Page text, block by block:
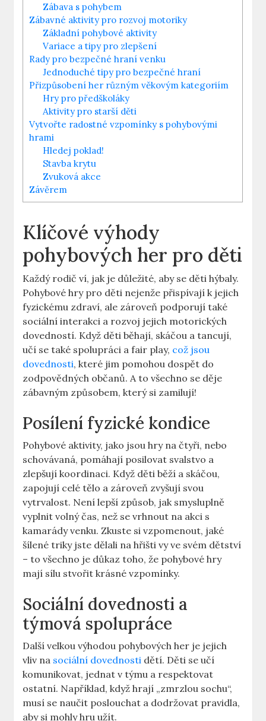
Zábava s pohybem
Zábavné aktivity pro rozvoj motoriky
Základní pohybové aktivity
Variace a tipy pro zlepšení
Rady pro bezpečné hraní venku
Jednoduché tipy pro bezpečné hraní
Přizpůsobení her různým věkovým kategoriím
Hry pro předškoláky
Aktivity pro starší děti
Vytvořte radostné vzpomínky s pohybovými
hrami
Hledej poklad!
Stavba krytu
Zvuková akce
Závěrem
Klíčové výhody
pohybových her pro děti
Každý rodič ví, jak je důležité, aby se děti hýbaly.
Pohybové hry pro děti nejenže přispívají k jejich
fyzickému zdraví, ale zároveň podporují také
sociální interakci a rozvoj jejich motorických
dovedností. Když děti běhají, skáčou a tancují,
učí se také spolupráci a fair play, což jsou
dovednosti, které jim pomohou dospět do
zodpovědných občanů. A to všechno se děje
zábavným způsobem, který si zamilují!
Posílení fyzické kondice
Pohybové aktivity, jako jsou hry na čtyři, nebo
schovávaná, pomáhají posilovat svalstvo a
zlepšují koordinaci. Když děti běží a skáčou,
zapojují celé tělo a zároveň zvyšují svou
vytrvalost. Není lepší způsob, jak smysluplně
vyplnit volný čas, než se vrhnout na akci s
kamarády venku. Zkuste si vzpomenout, jaké
šílené triky jste dělali na hřišti vy ve svém dětství
– to všechno je důkaz toho, že pohybové hry
mají sílu stvořit krásné vzpomínky.
Sociální dovednosti a
týmová spolupráce
Další velkou výhodou pohybových her je jejich
vliv na sociální dovednosti dětí. Děti se učí
komunikovat, jednat v týmu a respektovat
ostatní. Například, když hrají „zmrzlou sochu“,
musí se naučit poslouchat a dodržovat pravidla,
aby si mohly hru užít.